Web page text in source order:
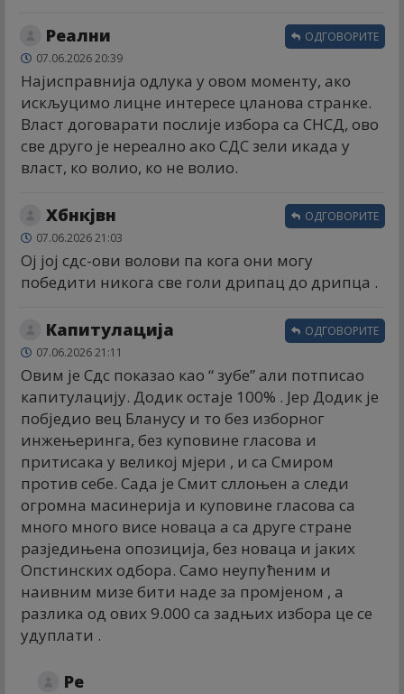
Реални
07.06.2026 20:39
Најисправнија одлука у овом моменту, ако
искљуцимо лицне интересе цланова странке.
Власт договарати послије избора са СНСД, ово
све друго је нереално ако СДС зели икада у
власт, ко волио, ко не волио.
ОДГОВОРИТЕ
Xбнкјвн
07.06.2026 21:03
Ој јој сдс-ови волови па кога они могу
победити никога све голи дрипац до дрипца .
ОДГОВОРИТЕ
Капитулација
07.06.2026 21:11
Овим је Сдс показао као “ зубе” али потписао
капитулацију. Додик остаје 100% . Јер Додик је
побједио вец Бланусу и то без изборног
инжењеринга, без куповине гласова и
притисака у великој мјери , и са Смиром
против себе. Сада је Смит сллоњен а следи
огромна масинерија и куповине гласова са
много много висе новаца а са друге стране
разједињена опозиција, без новаца и јаких
Опстинских одбора. Само неупућеним и
наивним мизе бити наде за промјеном , а
разлика од ових 9.000 са задњих избора це се
удуплати .
ОДГОВОРИТЕ
Ре